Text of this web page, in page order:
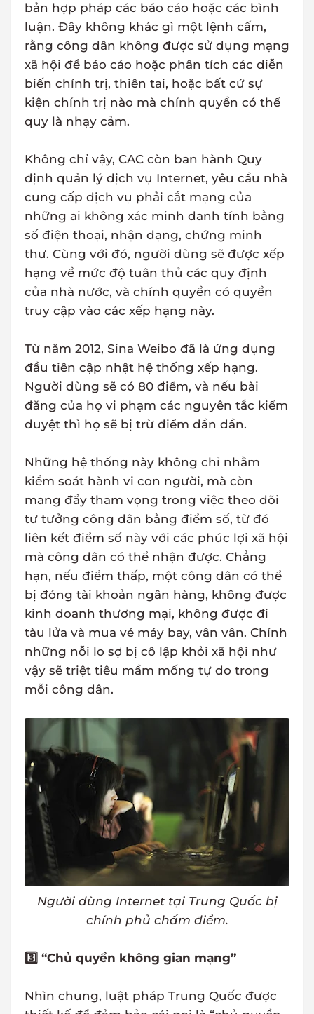
bản hợp pháp các báo cáo hoặc các bình
luận. Đây không khác gì một lệnh cấm,
rằng công dân không được sử dụng mạng
xã hội để báo cáo hoặc phân tích các diễn
biến chính trị, thiên tai, hoặc bất cứ sự
kiện chính trị nào mà chính quyền có thể
quy là nhạy cảm.
Không chỉ vậy, CAC còn ban hành Quy
định quản lý dịch vụ Internet, yêu cầu nhà
cung cấp dịch vụ phải cắt mạng của
những ai không xác minh danh tính bằng
số điện thoại, nhận dạng, chứng minh
thư. Cùng với đó, người dùng sẽ được xếp
hạng về mức độ tuân thủ các quy định
của nhà nước, và chính quyền có quyền
truy cập vào các xếp hạng này.
Từ năm 2012, Sina Weibo đã là ứng dụng
đầu tiên cập nhật hệ thống xếp hạng.
Người dùng sẽ có 80 điểm, và nếu bài
đăng của họ vi phạm các nguyên tắc kiểm
duyệt thì họ sẽ bị trừ điểm dần dần.
Những hệ thống này không chỉ nhằm
kiểm soát hành vi con người, mà còn
mang đầy tham vọng trong việc theo dõi
tư tưởng công dân bằng điểm số, từ đó
liên kết điểm số này với các phúc lợi xã hội
mà công dân có thể nhận được. Chẳng
hạn, nếu điểm thấp, một công dân có thể
bị đóng tài khoản ngân hàng, không được
kinh doanh thương mại, không được đi
tàu lửa và mua vé máy bay, vân vân. Chính
những nỗi lo sợ bị cô lập khỏi xã hội như
vậy sẽ triệt tiêu mầm mống tự do trong
mỗi công dân.
Người dùng Internet tại Trung Quốc bị
chính phủ chấm điểm.
3️⃣ “Chủ quyền không gian mạng”
Nhìn chung, luật pháp Trung Quốc được